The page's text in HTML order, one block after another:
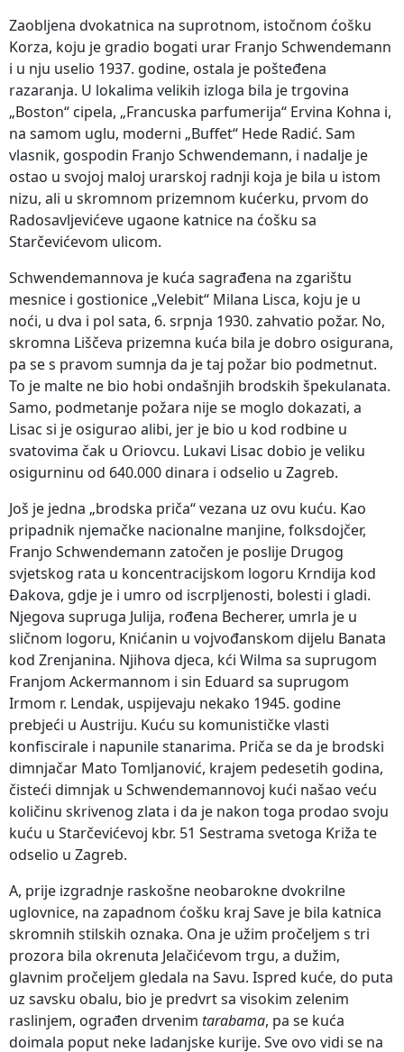
Zaobljena dvokatnica na suprotnom, istočnom ćošku
Korza, koju je gradio bogati urar Franjo Schwendemann
i u nju uselio 1937. godine, ostala je pošteđena
razaranja. U lokalima velikih izloga bila je trgovina
„Boston“ cipela, „Francuska parfumerija“ Ervina Kohna i,
na samom uglu, moderni „Buffet“ Hede Radić. Sam
vlasnik, gospodin Franjo Schwendemann, i nadalje je
ostao u svojoj maloj urarskoj radnji koja je bila u istom
nizu, ali u skromnom prizemnom kućerku, prvom do
Radosavljevićeve ugaone katnice na ćošku sa
Starčevićevom ulicom.
Schwendemannova je kuća sagrađena na zgarištu
mesnice i gostionice „Velebit“ Milana Lisca, koju je u
noći, u dva i pol sata, 6. srpnja 1930. zahvatio požar. No,
skromna Liščeva prizemna kuća bila je dobro osigurana,
pa se s pravom sumnja da je taj požar bio podmetnut.
To je malte ne bio hobi ondašnjih brodskih špekulanata.
Samo, podmetanje požara nije se moglo dokazati, a
Lisac si je osigurao alibi, jer je bio u kod rodbine u
svatovima čak u Oriovcu. Lukavi Lisac dobio je veliku
osigurninu od 640.000 dinara i odselio u Zagreb.
Još je jedna „brodska priča“ vezana uz ovu kuću. Kao
pripadnik njemačke nacionalne manjine, folksdojčer,
Franjo Schwendemann zatočen je poslije Drugog
svjetskog rata u koncentracijskom logoru Krndija kod
Đakova, gdje je i umro od iscrpljenosti, bolesti i gladi.
Njegova supruga Julija, rođena Becherer, umrla je u
sličnom logoru, Knićanin u vojvođanskom dijelu Banata
kod Zrenjanina. Njihova djeca, kći Wilma sa suprugom
Franjom Ackermannom i sin Eduard sa suprugom
Irmom r. Lendak, uspijevaju nekako 1945. godine
prebjeći u Austriju. Kuću su komunističke vlasti
konfiscirale i napunile stanarima. Priča se da je brodski
dimnjačar Mato Tomljanović, krajem pedesetih godina,
čisteći dimnjak u Schwendemannovoj kući našao veću
količinu skrivenog zlata i da je nakon toga prodao svoju
kuću u Starčevićevoj kbr. 51 Sestrama svetoga Križa te
odselio u Zagreb.
A, prije izgradnje raskošne neobarokne dvokrilne
uglovnice, na zapadnom ćošku kraj Save je bila katnica
skromnih stilskih oznaka. Ona je užim pročeljem s tri
prozora bila okrenuta Jelačićevom trgu, a dužim,
glavnim pročeljem gledala na Savu. Ispred kuće, do puta
uz savsku obalu, bio je predvrt sa visokim zelenim
raslinjem, ograđen drvenim tarabama, pa se kuća
doimala poput neke ladanjske kurije. Sve ovo vidi se na